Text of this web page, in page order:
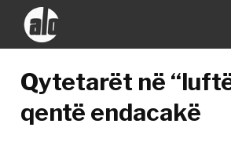
Qytetarët në
qentë endacakë